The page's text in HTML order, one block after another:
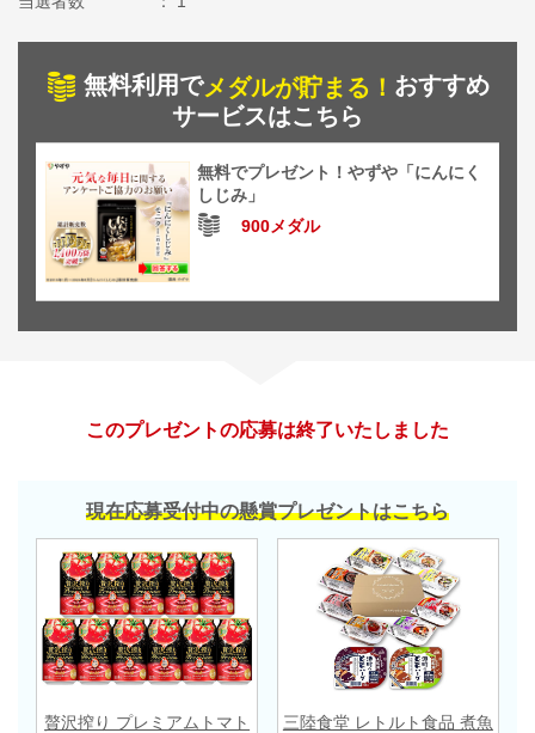
無料利用でメダルが貯まる！ おすすめ
サービスはこちら
無料でプレゼント！やずや「にんにく
しじみ」
900メダル
このプレゼントの応募は終了いたしました
現在応募受付中の懸賞プレゼントはこちら
贅沢搾り プレミアムトマト
三陸食堂 レトルト食品 煮魚